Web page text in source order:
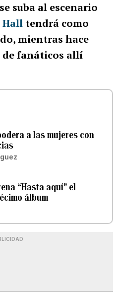
suba al escenario
Hall tendrá como
mientras hace
fanáticos allí
a las mujeres con
“Hasta aquí” el
álbum